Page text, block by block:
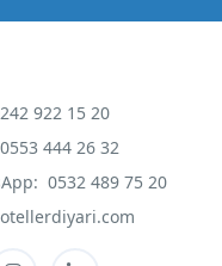
922 15 20
0553 444 26 32
0532 489 75 20